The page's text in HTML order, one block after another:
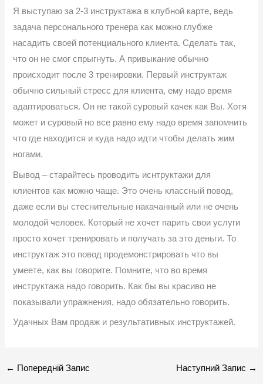
Я выступаю за 2-3 инструктажа в клубной карте, ведь
задача персонального тренера как можно глубже
насадить своей потенциального клиента. Сделать так,
что он не смог спрыгнуть. А привыкание обычно
происходит после 3 тренировки. Первый инструктаж
обычно сильный стресс для клиента, ему надо время
адаптироваться. Он не такой суровый качек как Вы. Хотя
может и суровый но все равно ему надо время запомнить
что где находится и куда надо идти чтобы делать жим
ногами.
Вывод – старайтесь проводить иснтруктажи для
клиентов как можно чаще. Это очень классный повод,
даже если вы стеснительные накачанный или не очень
молодой человек. Который не хочет парить свои услуги
просто хочет тренировать и получать за это деньги. То
инструктаж это повод продемонстрировать что вы
умеете, как вы говорите. Помните, что во время
инструктажа надо говорить. Как бы вы красиво не
показывали упражнения, надо обязательно говорить.
Удачных Вам продаж и результативных инструктажей.
← Попередній Запис Наступний Запис →